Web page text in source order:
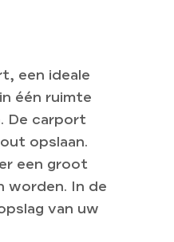
een ideale
één ruimte
De carport
opslaan.
een groot
worden. In de
van uw